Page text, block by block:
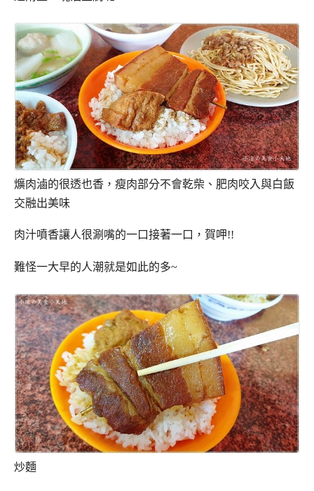
爌肉滷的很透也香，瘦肉部分不會乾柴、肥肉咬入與白飯
交融出美味
肉汁噴香讓人很涮嘴的一口接著一口，賀呷!!
難怪一大早的人潮就是如此的多~
炒麵